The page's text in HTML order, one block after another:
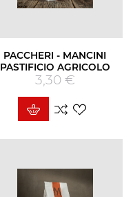
PACCHERI - MANCINI
PASTIFICIO AGRICOLO
Prezzo
3,30 €